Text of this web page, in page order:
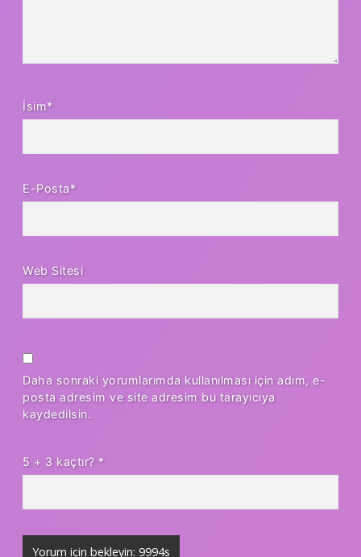
İsim*
E-Posta*
Web Sitesi
Daha sonraki yorumlarımda kullanılması için adım, e-
posta adresim ve site adresim bu tarayıcıya
kaydedilsin.
5 + 3 kaçtır? *